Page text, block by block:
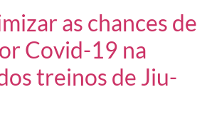
as chances de
Covid-19 na
treinos de Jiu-